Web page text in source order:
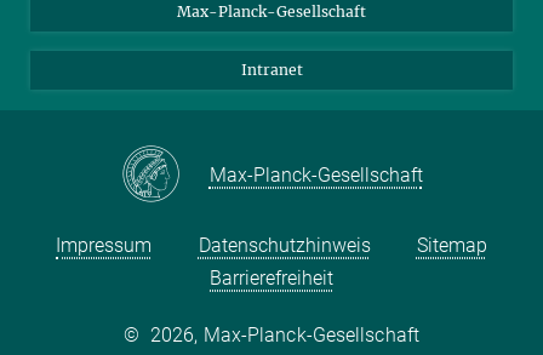
Schulen
Studierende
YouTube
Max-Planck-Gesellschaft
Intranet
Max-Planck-Gesellschaft
Impressum Datenschutzhinweis
Sitemap
Barrierefreiheit
© 2026, Max-Planck-Gesellschaft